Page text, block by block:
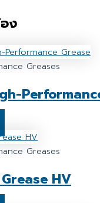
ง
Greases
Greases
HV